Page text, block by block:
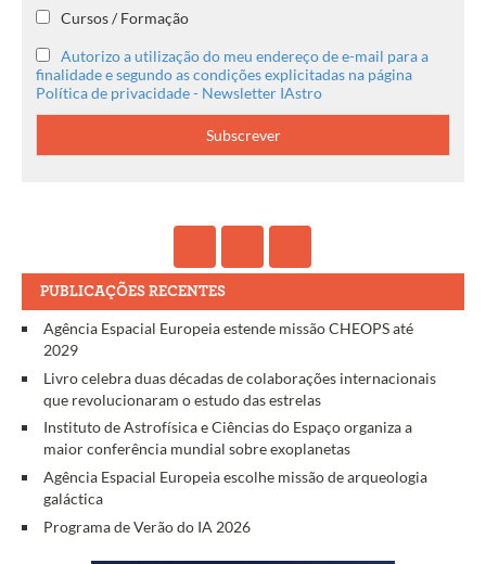
Cursos / Formação
Autorizo a utilização do meu endereço de e-mail para a
finalidade e segundo as condições explicitadas na página
Política de privacidade - Newsletter IAstro
PUBLICAÇÕES RECENTES
Agência Espacial Europeia estende missão CHEOPS até
2029
Livro celebra duas décadas de colaborações internacionais
que revolucionaram o estudo das estrelas
Instituto de Astrofísica e Ciências do Espaço organiza a
maior conferência mundial sobre exoplanetas
Agência Espacial Europeia escolhe missão de arqueologia
galáctica
Programa de Verão do IA 2026